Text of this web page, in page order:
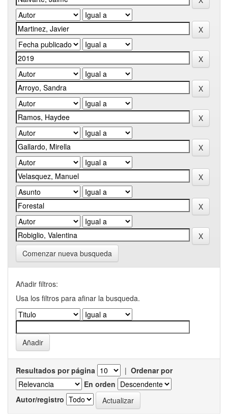
Comenzar nueva busqueda
Añadir filtros:
Usa los filtros para afinar la busqueda.
Resultados por página | Ordenar por
En orden
Autor/registro